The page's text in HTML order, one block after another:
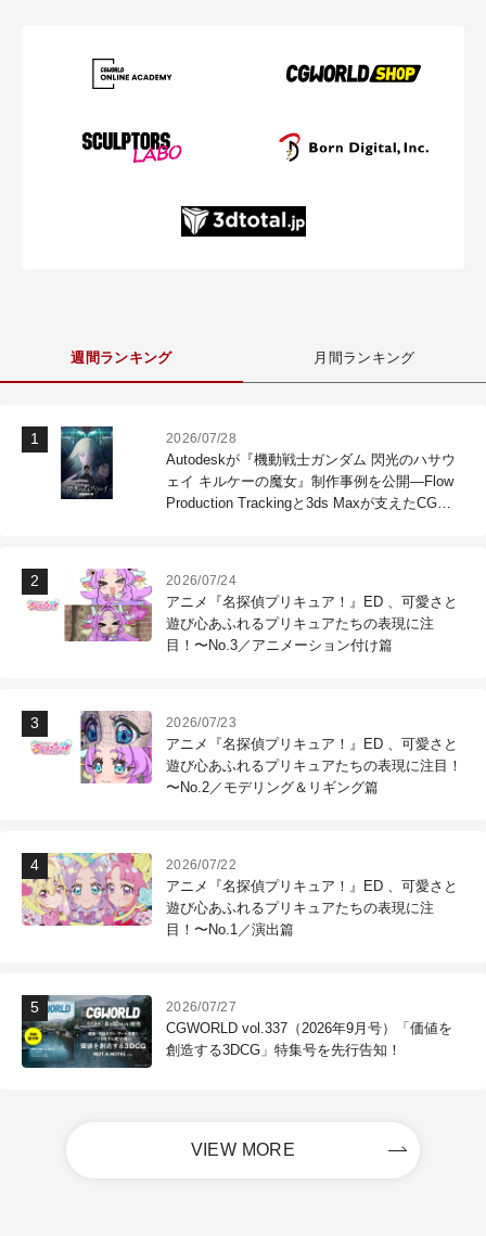
週間ランキング 月間ランキング
2026/07/28
Autodeskが『機動戦士ガンダム 閃光のハサウ
ェイ キルケーの魔女』制作事例を公開―Flow
Production Trackingと3ds Maxが支えたCG制
2026/07/24
アニメ『名探偵プリキュア！』ED 、可愛さと
遊び心あふれるプリキュアたちの表現に注
目！〜No.3／アニメーション付け篇
2026/07/23
アニメ『名探偵プリキュア！』ED 、可愛さと
遊び心あふれるプリキュアたちの表現に注目！
〜No.2／モデリング＆リギング篇
2026/07/22
アニメ『名探偵プリキュア！』ED 、可愛さと
遊び心あふれるプリキュアたちの表現に注
目！〜No.1／演出篇
2026/07/27
CGWORLD vol.337（2026年9月号）「価値を
創造する3DCG」特集号を先行告知！
VIEW MORE